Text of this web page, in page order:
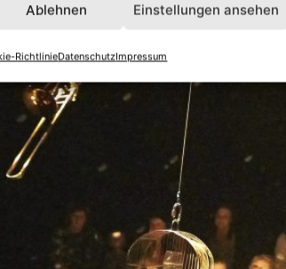
Ablehnen Einstellungen ansehen
RichtlinieDatenschutzImpressum